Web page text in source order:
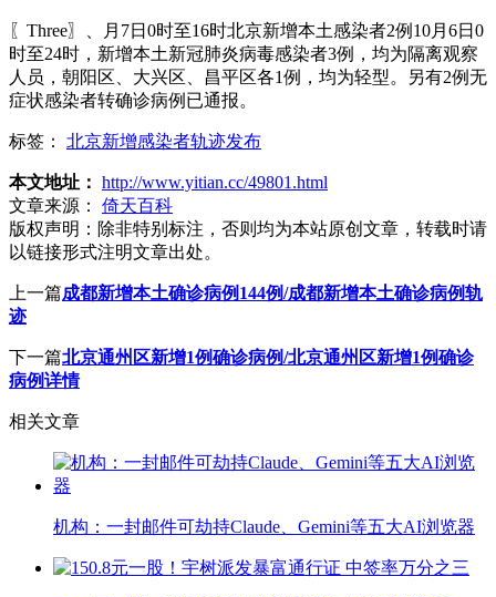
〖Three〗、月7日0时至16时北京新增本土感染者2例10月6日0
时至24时，新增本土新冠肺炎病毒感染者3例，均为隔离观察
人员，朝阳区、大兴区、昌平区各1例，均为轻型。另有2例无
症状感染者转确诊病例已通报。
标签： 北京新增感染者轨迹发布
本文地址： http://www.yitian.cc/49801.html
文章来源：
倚天百科
版权声明： 除非特别标注，否则均为本站原创文章，转载时请
以链接形式注明文章出处。
上一篇成都新增本土确诊病例144例/成都新增本土确诊病例轨
迹
下一篇北京通州区新增1例确诊病例/北京通州区新增1例确诊
病例详情
相关文章
机构：一封邮件可劫持Claude、Gemini等五大AI浏览器